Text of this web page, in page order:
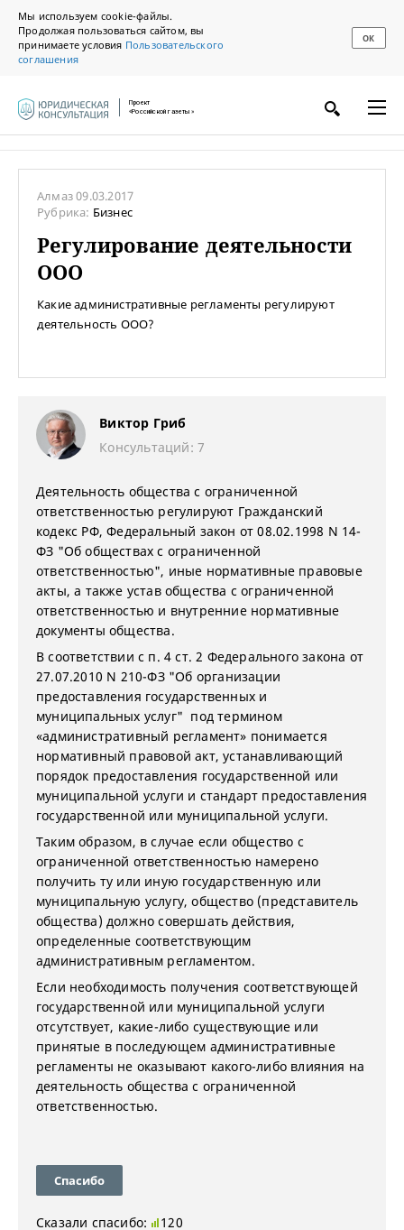
Мы используем cookie-файлы.
Продолжая пользоваться сайтом, вы
принимаете условия Пользовательского
соглашения
ОК
Проект
«Российской газеты»
Алмаз09.03.2017
Рубрика: Бизнес
Регулирование деятельности
ООО
Какие административные регламенты регулируют
деятельность ООО?
Виктор Гриб
Консультаций: 7
Деятельность общества с ограниченной
ответственностью регулируют Гражданский
кодекс РФ, Федеральный закон от 08.02.1998 N 14-
ФЗ "Об обществах с ограниченной
ответственностью", иные нормативные правовые
акты, а также устав общества с ограниченной
ответственностью и внутренние нормативные
документы общества.
В соответствии с п. 4 ст. 2 Федерального закона от
27.07.2010 N 210-ФЗ "Об организации
предоставления государственных и
муниципальных услуг" под термином
«административный регламент» понимается
нормативный правовой акт, устанавливающий
порядок предоставления государственной или
муниципальной услуги и стандарт предоставления
государственной или муниципальной услуги.
Таким образом, в случае если общество с
ограниченной ответственностью намерено
получить ту или иную государственную или
муниципальную услугу, общество (представитель
общества) должно совершать действия,
определенные соответствующим
административным регламентом.
Если необходимость получения соответствующей
государственной или муниципальной услуги
отсутствует, какие-либо существующие или
принятые в последующем административные
регламенты не оказывают какого-либо влияния на
деятельность общества с ограниченной
ответственностью.
Спасибо
Сказали спасибо: 120